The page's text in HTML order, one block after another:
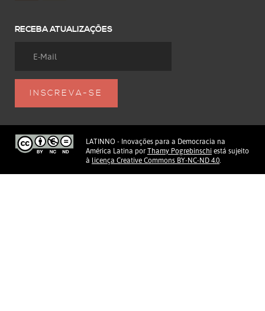
RECEBA ATUALIZAÇÕES
LATINNO - Inovações para a Democracia na
América Latina por Thamy Pogrebinschi está sujeito
à licença Creative Commons BY-NC-ND 4.0.